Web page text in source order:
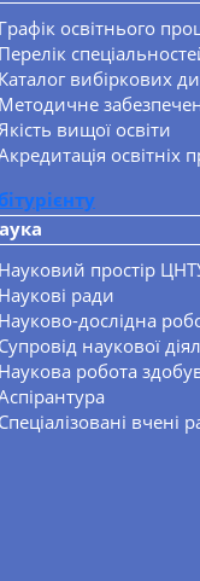
Графік освітнього
Перелік
Каталог вибіркових
Методичне
вищої освіти
освітніх
Науковий простір
Наукові ради
Науково-дослідна
Супровід наукової
Наукова робота
Спеціалізовані вчені